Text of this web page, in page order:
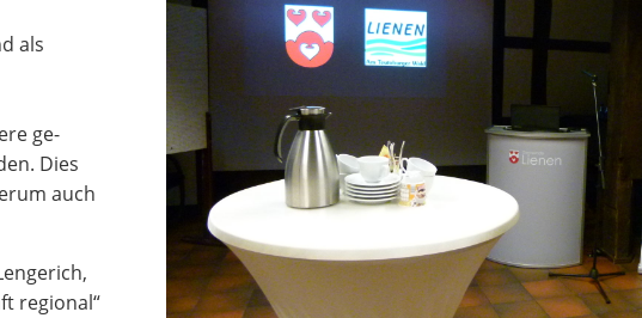
als
ge­
Dies
auch
regional“